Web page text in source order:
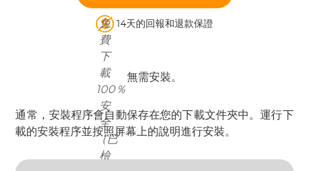
免
費
下
載
100％
安
全
（已
檢
14天的回報和退款保證
無需安裝。
通常，安裝程序會自動保存在您的下載文件夾中。運行下
載的安裝程序並按照屏幕上的說明進行安裝。